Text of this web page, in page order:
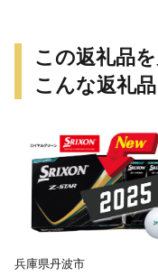
この返礼品
こんな返礼
兵庫県丹波市